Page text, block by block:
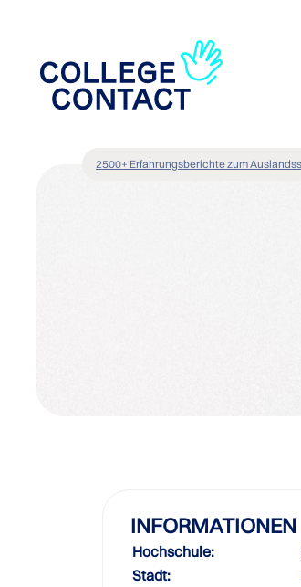
2500+ Erfahrungsberichte zum
INFORMATIONEN
Hochschule:
Stadt: